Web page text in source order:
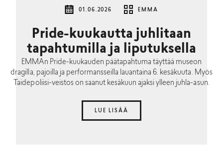
01.06.2026 EMMA
Pride-kuukautta juhlitaan
tapahtumilla ja liputuksella
EMMAn Pride-kuukauden päätapahtuma täyttää museon
dragilla, pajoilla ja performansseilla lauantaina 6. kesäkuuta. Myös
Taidepoliisi-veistos on saanut kesäkuun ajaksi ylleen juhla-asun.
LUE LISÄÄ